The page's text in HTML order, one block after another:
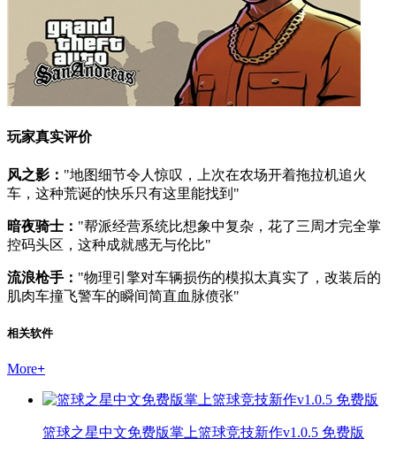
玩家真实评价
风之影： "地图细节令人惊叹，上次在农场开着拖拉机追火
车，这种荒诞的快乐只有这里能找到"
暗夜骑士： "帮派经营系统比想象中复杂，花了三周才完全掌
控码头区，这种成就感无与伦比"
流浪枪手： "物理引擎对车辆损伤的模拟太真实了，改装后的
肌肉车撞飞警车的瞬间简直血脉偾张"
相关软件
More+
篮球之星中文免费版掌上篮球竞技新作v1.0.5 免费版